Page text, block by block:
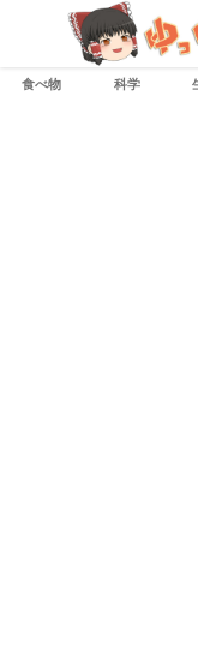
食べ物 科学